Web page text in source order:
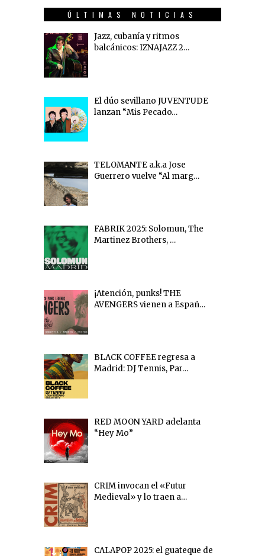
ÚLTIMAS NOTICIAS
Jazz, cubanía y ritmos
balcánicos: IZNAJAZZ 2…
El dúo sevillano JUVENTUDE
lanzan “Mis Pecado…
TELOMANTE a.k.a Jose
Guerrero vuelve “Al marg…
FABRIK 2025: Solomun, The
Martinez Brothers, …
¡Atención, punks! THE
AVENGERS vienen a Españ…
BLACK COFFEE regresa a
Madrid: DJ Tennis, Par…
RED MOON YARD adelanta
“Hey Mo”
CRIM invocan el «Futur
Medieval» y lo traen a…
CALAPOP 2025: el guateque de